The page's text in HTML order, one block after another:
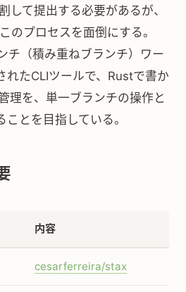
して提出する必要があるが、
のプロセスを面倒にする。
チ（積み重ねブランチ）ワー
れたCLIツールで、Rustで書か
理を、単一ブランチの操作と
とを目指している。
内容
cesarferreira/stax